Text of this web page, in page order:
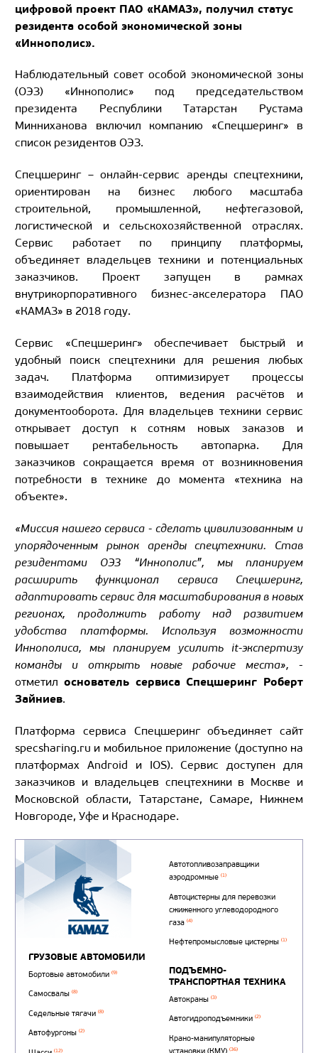
цифровой проект ПАО «КАМАЗ», получил статус
резидента особой экономической зоны
«Иннополис».
Наблюдательный совет особой экономической зоны
(ОЭЗ) «Иннополис» под председательством
президента Республики Татарстан Рустама
Минниханова включил компанию «Спецшеринг» в
список резидентов ОЭЗ.
Спецшеринг – онлайн-сервис аренды спецтехники,
ориентирован на бизнес любого масштаба
строительной, промышленной, нефтегазовой,
логистической и сельскохозяйственной отраслях.
Сервис работает по принципу платформы,
объединяет владельцев техники и потенциальных
заказчиков. Проект запущен в рамках
внутрикорпоративного бизнес-акселератора ПАО
«КАМАЗ» в 2018 году.
Сервис «Спецшеринг» обеспечивает быстрый и
удобный поиск спецтехники для решения любых
задач. Платформа оптимизирует процессы
взаимодействия клиентов, ведения расчётов и
документооборота. Для владельцев техники сервис
открывает доступ к сотням новых заказов и
повышает рентабельность автопарка. Для
заказчиков сокращается время от возникновения
потребности в технике до момента «техника на
объекте».
«Миссия нашего сервиса - сделать цивилизованным и
упорядоченным рынок аренды спецтехники. Став
резидентами ОЭЗ “Иннополис”, мы планируем
расширить функционал сервиса Спецшеринг,
адаптировать сервис для масштабирования в новых
регионах, продолжить работу над развитием
удобства платформы. Используя возможности
Иннополиса, мы планируем усилить it-экспертизу
команды и открыть новые рабочие места», -
отметил основатель сервиса Спецшеринг Роберт
Зайниев.
Платформа сервиса Спецшеринг объединяет сайт
specsharing.ru и мобильное приложение (доступно на
платформах Android и IOS). Сервис доступен для
заказчиков и владельцев спецтехники в Москве и
Московской области, Татарстане, Самаре, Нижнем
Новгороде, Уфе и Краснодаре.